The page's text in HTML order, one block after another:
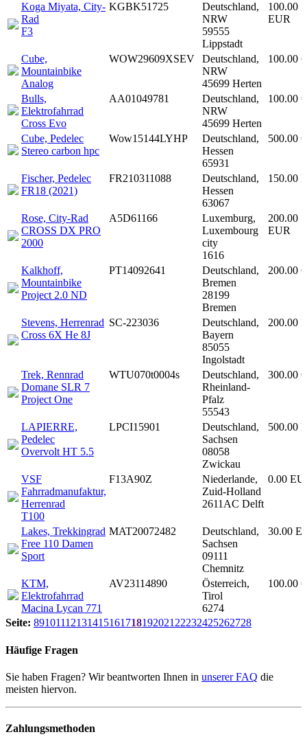
Koga Miyata, City-
Rad
F3
KGBK51725
Deutschland,
NRW
59555
Lippstadt
100.00
EUR
Cube,
Mountainbike
Analog
WOW29609XSEV
Deutschland,
NRW
45699 Herten
100.00 €
Bulls,
Elektrofahrrad
Cross Evo
AA01049781
Deutschland,
NRW
45699 Herten
100.00 €
Cube, Pedelec
Stereo carbon hpc
Wow15144LYHP
Deutschland,
Hessen
65931
500.00 €
Fischer, Pedelec
FR18 (2021)
FR210311088
Deutschland,
Hessen
63067
150.00
Rose, City-Rad
CROSS DX PRO
2000
A5D61166
Luxemburg,
Luxembourg
city
1616
200.00
EUR
Kalkhoff,
Mountainbike
Project 2.0 ND
PT14092641
Deutschland,
Bremen
28199
Bremen
200.00 €
Stevens, Herrenrad
Cross 6X He 8J
SC-223036
Deutschland,
Bayern
85055
Ingolstadt
200.00
Trek, Rennrad
Domane SLR 7
Project One
WTU070t0004s
Deutschland,
Rheinland-
Pfalz
55543
300.00 €
LAPIERRE,
Pedelec
Overvolt HT 5.5
LPCI15901
Deutschland,
Sachsen
08058
Zwickau
500.00
VSF
Fahrradmanufaktur,
Herrenrad
T100
F13A90Z
Niederlande,
Zuid-Holland
2611AC Delft
0.00
Lakes, Trekkingrad
Free 110 Damen
Sport
MAT20072482
Deutschland,
Sachsen
09111
Chemnitz
30.00
KTM,
Elektrofahrrad
Macina Lycan 771
AV23114890
Österreich,
Tirol
6274
100.00 €
Seite: 89101112131415161718192021 22232425262728
Häufige Fragen
Sie haben Fragen? Wir beantworten Ihnen in unserer FAQ die
meisten hiervon.
Zahlungsmethoden